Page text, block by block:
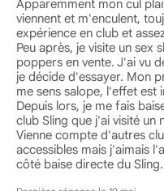
Apparemment mon cul
viennent et m'enculent,
expérience en club et
Peu après, je visite un sex
poppers en vente. J'ai vu
je décide d'essayer. Mon
me sens salope, l'effet est
Depuis lors, je me fais
club Sling que j'ai visité un
Vienne compte d'autres
accessibles mais j'aimais
côté baise directe du